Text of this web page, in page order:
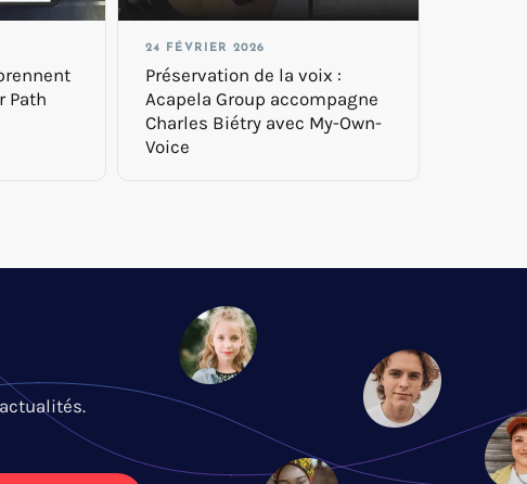
Path
24 FÉVRIER 2026
Préservation de la voix :
Acapela Group accompagne
Charles Biétry avec My-Own-
Voice